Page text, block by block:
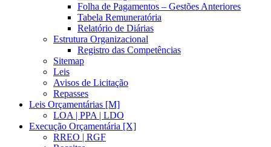
Folha de Pagamentos – Gestões Anteriores
Tabela Remuneratória
Relatório de Diárias
Estrutura Organizacional
Registro das Competências
Sitemap
Leis
Avisos de Licitação
Repasses
Leis Orçamentárias [M]
LOA | PPA | LDO
Execução Orçamentária [X]
RREO | RGF